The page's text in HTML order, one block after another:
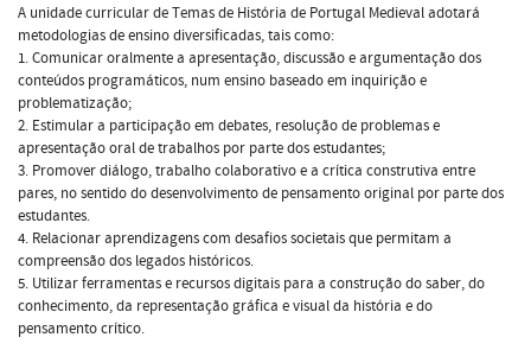
A unidade curricular de Temas de História de Portugal Medieval adotará
metodologias de ensino diversificadas, tais como:
1. Comunicar oralmente a apresentação, discussão e argumentação dos
conteúdos programáticos, num ensino baseado em inquirição e
problematização;
2. Estimular a participação em debates, resolução de problemas e
apresentação oral de trabalhos por parte dos estudantes;
3. Promover diálogo, trabalho colaborativo e a crítica construtiva entre
pares, no sentido do desenvolvimento de pensamento original por parte dos
estudantes.
4. Relacionar aprendizagens com desafios societais que permitam a
compreensão dos legados históricos.
5. Utilizar ferramentas e recursos digitais para a construção do saber, do
conhecimento, da representação gráfica e visual da história e do
pensamento crítico.